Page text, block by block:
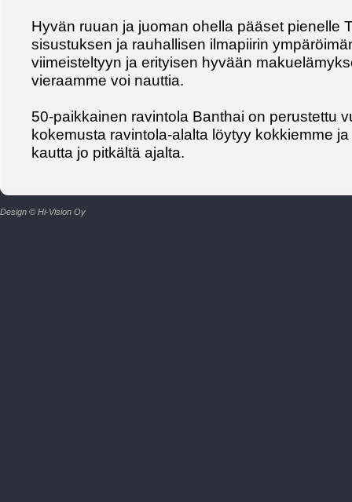
Hyvän ruuan ja juoman ohella pääset pienelle
sisustuksen ja rauhallisen ilmapiirin
viimeisteltyyn ja erityisen hyvään
vieraamme voi nauttia.
50-paikkainen ravintola Banthai on perustettu
kokemusta ravintola-alalta löytyy kokkiemme
kautta jo pitkältä ajalta.
Design © Hi-Vision Oy